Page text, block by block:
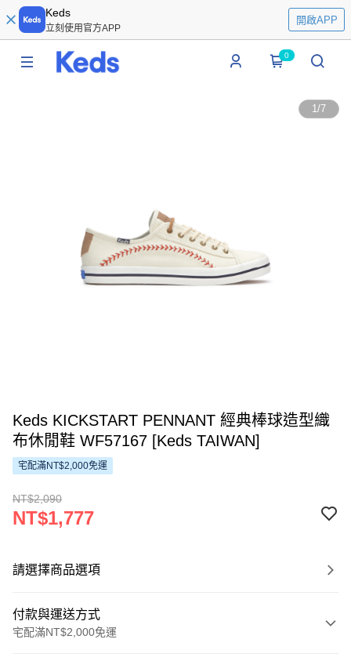
Keds
立刻使用官方APP
開啟APP
0
1/7
Keds KICKSTART PENNANT 經典棒球造型織
布休閒鞋 WF57167 [Keds TAIWAN]
宅配滿NT$2,000免運
NT$2,090
NT$1,777
請選擇商品選項
付款與運送方式
宅配滿NT$2,000免運